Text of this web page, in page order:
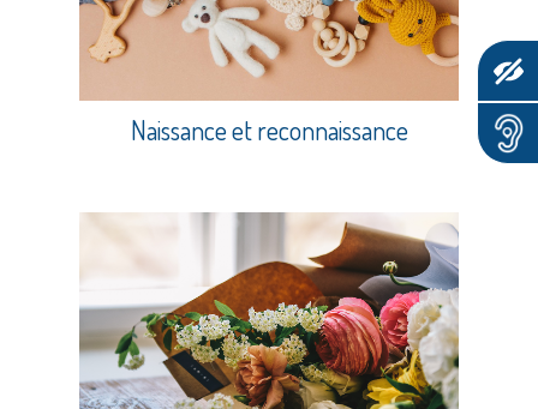
Naissance et reconnaissance